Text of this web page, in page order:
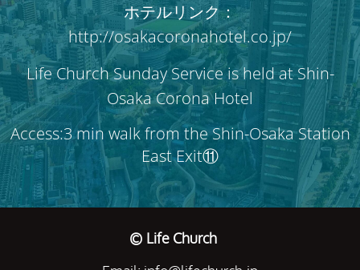
ホテルリンク：
http://osakacoronahotel.co.jp/
Life Church Sunday Service is held at Shin-
Osaka Corona Hotel
Access:3 min walk from the Shin-Osaka Station
East Exit⑪
© Life Church